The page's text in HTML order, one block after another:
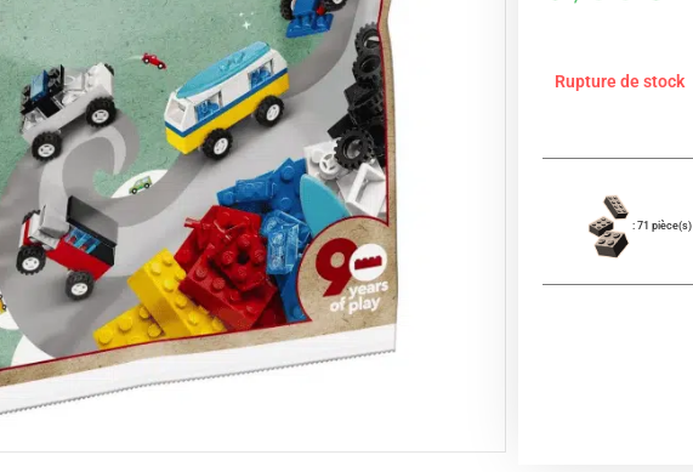
Rupture de stock
: 71 pièce(s)